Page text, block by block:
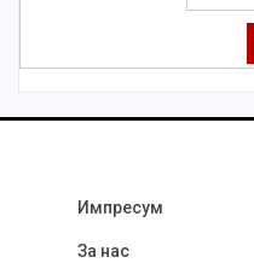
Импресум
За нас